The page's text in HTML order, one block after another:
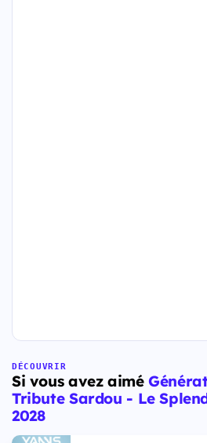
DÉCOUVRIR
Si vous avez aimé
Tribute Sardou - Le
2028